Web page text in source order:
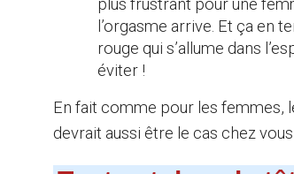
l’orgasme arrive. Et ça en
rouge qui s’allume dans
éviter !
En fait comme pour les femmes,
devrait aussi être le cas chez